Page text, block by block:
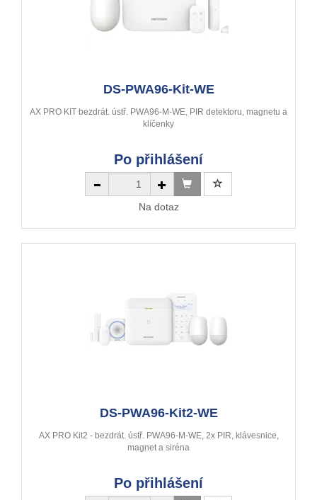
DS-PWA96-Kit-WE
AX PRO KIT bezdrát. ústř. PWA96-M-WE, PIR detektoru, magnetu a
klíčenky
Po přihlášení
Na dotaz
DS-PWA96-Kit2-WE
AX PRO Kit2 - bezdrát. ústř. PWA96-M-WE, 2x PIR, klávesnice,
magnet a siréna
Po přihlášení